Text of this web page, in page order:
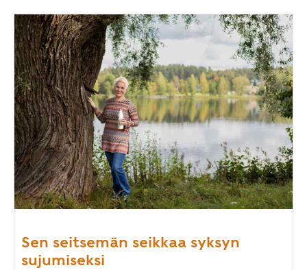
Sen seitsemän seikkaa syksyn
sujumiseksi